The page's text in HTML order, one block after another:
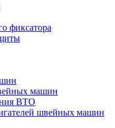
фиксатора
машин
ВТО
швейных машин